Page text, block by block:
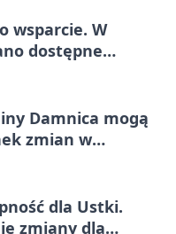
wsparcie. W
dostępne
Damnica mogą
zmian w
dla Ustki.
zmiany dla